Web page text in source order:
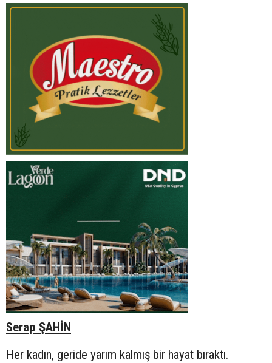
Serap ŞAHİN
Her kadın, geride yarım kalmış bir hayat bıraktı.